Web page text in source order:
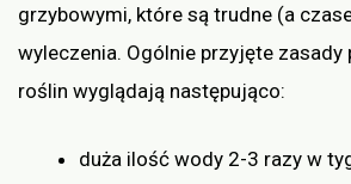
grzybowymi, które są trudne (a
wyleczenia. Ogólnie przyjęte zasady
roślin wyglądają następująco:
duża ilość wody 2-3 razy w